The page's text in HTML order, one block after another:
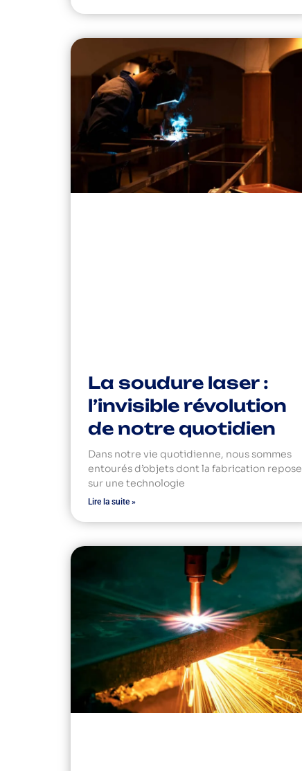
La soudure laser :
l’invisible révolution
de notre quotidien
Dans notre vie quotidienne, nous sommes
entourés d’objets dont la fabrication repose
sur une technologie
Lire la suite »